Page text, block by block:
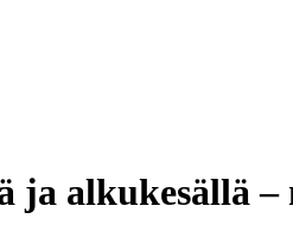
ja alkukesällä